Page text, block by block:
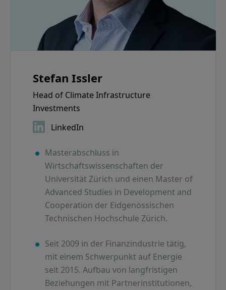
Stefan Issler
Head of Climate Infrastructure
Investments
LinkedIn
Masterabschluss in
Wirtschaftswissenschaften der
Universität Zürich und einen Master of
Advanced Studies in Development and
Cooperation der Eidgenössischen
Technischen Hochschule Zürich.
Seit 2009 in der Finanzindustrie tätig,
mit einem Schwerpunkt auf Energie
seit 2015. Aufbau von langfristigen
Beziehungen mit Partnerinstitutionen,